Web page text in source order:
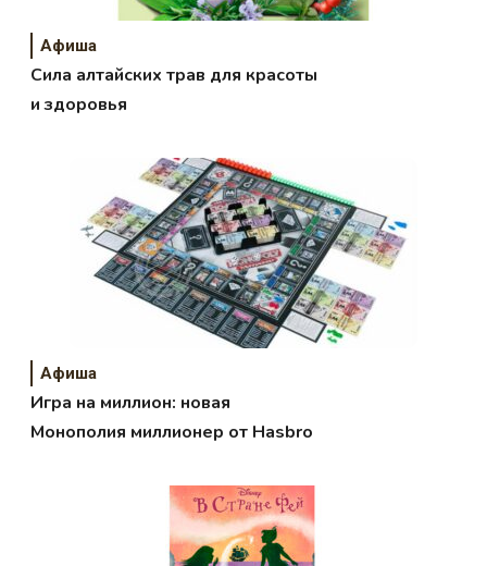
Афиша
Сила алтайских трав для красоты
и здоровья
Афиша
Игра на миллион: новая
Монополия миллионер от Hasbro